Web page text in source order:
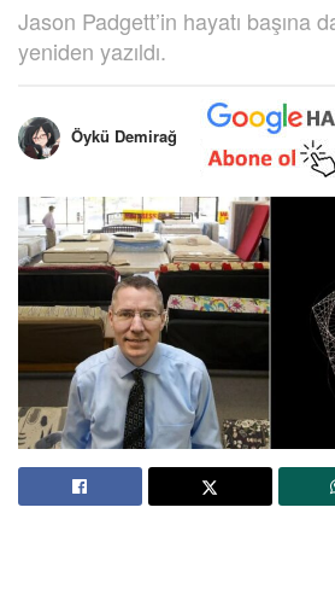
Jason Padgett’in hayatı başına
yeniden yazıldı.
Öykü Demirağ